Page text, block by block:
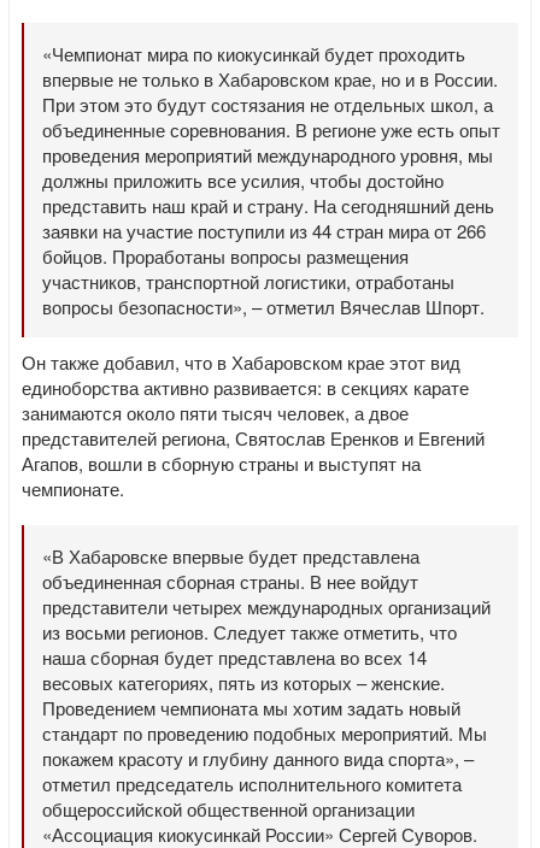
«Чемпионат мира по киокусинкай будет проходить
впервые не только в Хабаровском крае, но и в России.
При этом это будут состязания не отдельных школ, а
объединенные соревнования. В регионе уже есть опыт
проведения мероприятий международного уровня, мы
должны приложить все усилия, чтобы достойно
представить наш край и страну. На сегодняшний день
заявки на участие поступили из 44 стран мира от 266
бойцов. Проработаны вопросы размещения
участников, транспортной логистики, отработаны
вопросы безопасности», – отметил Вячеслав Шпорт.
Он также добавил, что в Хабаровском крае этот вид
единоборства активно развивается: в секциях карате
занимаются около пяти тысяч человек, а двое
представителей региона, Святослав Еренков и Евгений
Агапов, вошли в сборную страны и выступят на
чемпионате.
«В Хабаровске впервые будет представлена
объединенная сборная страны. В нее войдут
представители четырех международных организаций
из восьми регионов. Следует также отметить, что
наша сборная будет представлена во всех 14
весовых категориях, пять из которых – женские.
Проведением чемпионата мы хотим задать новый
стандарт по проведению подобных мероприятий. Мы
покажем красоту и глубину данного вида спорта», –
отметил председатель исполнительного комитета
общероссийской общественной организации
«Ассоциация киокусинкай России» Сергей Суворов.